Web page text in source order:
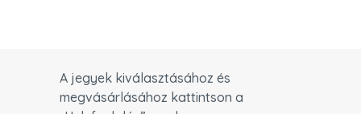
A jegyek kiválasztásához és
megvásárlásához kattintson a